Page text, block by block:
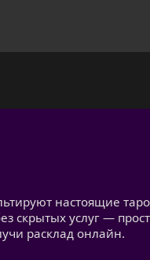
настоящие
скрытых услуг —
расклад онлайн.